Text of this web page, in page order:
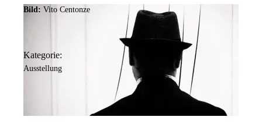
Bild: Vito Centonze
Kategorie:
Ausstellung